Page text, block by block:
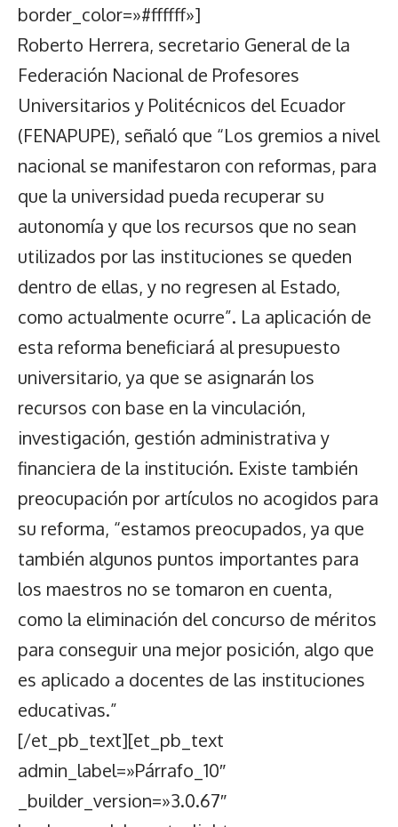
border_color=»#ffffff»]
Roberto Herrera, secretario General de la
Federación Nacional de Profesores
Universitarios y Politécnicos del Ecuador
(FENAPUPE), señaló que “Los gremios a nivel
nacional se manifestaron con reformas, para
que la universidad pueda recuperar su
autonomía y que los recursos que no sean
utilizados por las instituciones se queden
dentro de ellas, y no regresen al Estado,
como actualmente ocurre”. La aplicación de
esta reforma beneficiará al presupuesto
universitario, ya que se asignarán los
recursos con base en la vinculación,
investigación, gestión administrativa y
financiera de la institución. Existe también
preocupación por artículos no acogidos para
su reforma, “estamos preocupados, ya que
también algunos puntos importantes para
los maestros no se tomaron en cuenta,
como la eliminación del concurso de méritos
para conseguir una mejor posición, algo que
es aplicado a docentes de las instituciones
educativas.”
[/et_pb_text][et_pb_text
admin_label=»Párrafo_10″
_builder_version=»3.0.67″